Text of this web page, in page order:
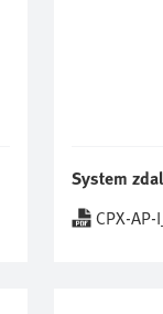
System
CPX-AP-